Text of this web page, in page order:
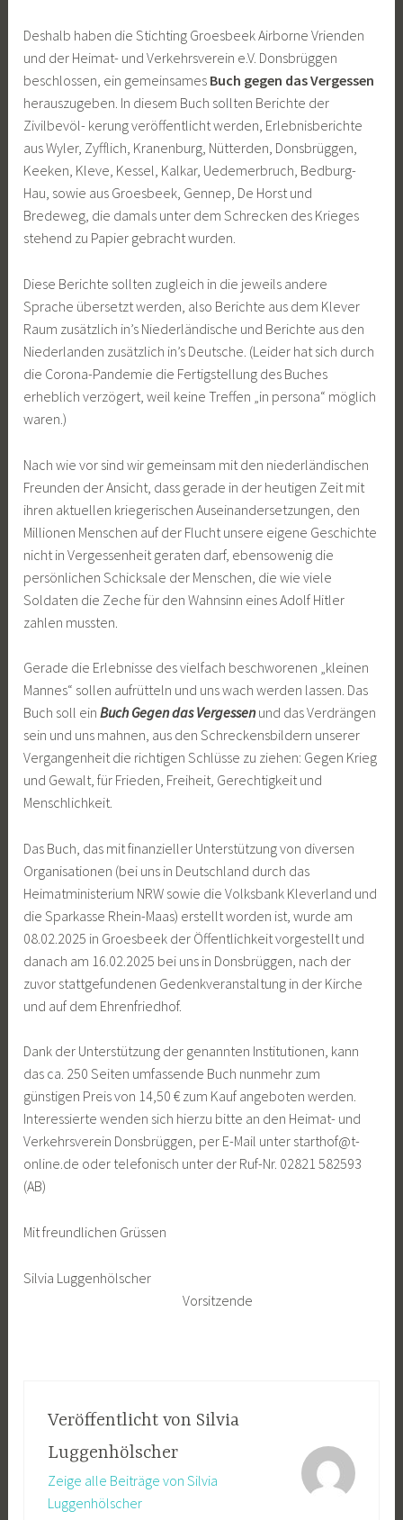
Deshalb haben die Stichting Groesbeek Airborne Vrienden
und der Heimat- und Verkehrsverein e.V. Donsbrüggen
beschlossen, ein gemeinsames Buch gegen das Vergessen
herauszugeben. In diesem Buch sollten Berichte der
Zivilbevöl- kerung veröffentlicht werden, Erlebnisberichte
aus Wyler, Zyfflich, Kranenburg, Nütterden, Donsbrüggen,
Keeken, Kleve, Kessel, Kalkar, Uedemerbruch, Bedburg-
Hau, sowie aus Groesbeek, Gennep, De Horst und
Bredeweg, die damals unter dem Schrecken des Krieges
stehend zu Papier gebracht wurden.
Diese Berichte sollten zugleich in die jeweils andere
Sprache übersetzt werden, also Berichte aus dem Klever
Raum zusätzlich in’s Niederländische und Berichte aus den
Niederlanden zusätzlich in’s Deutsche. (Leider hat sich durch
die Corona-Pandemie die Fertigstellung des Buches
erheblich verzögert, weil keine Treffen „in persona“ möglich
waren.)
Nach wie vor sind wir gemeinsam mit den niederländischen
Freunden der Ansicht, dass gerade in der heutigen Zeit mit
ihren aktuellen kriegerischen Auseinandersetzungen, den
Millionen Menschen auf der Flucht unsere eigene Geschichte
nicht in Vergessenheit geraten darf, ebensowenig die
persönlichen Schicksale der Menschen, die wie viele
Soldaten die Zeche für den Wahnsinn eines Adolf Hitler
zahlen mussten.
Gerade die Erlebnisse des vielfach beschworenen „kleinen
Mannes“ sollen aufrütteln und uns wach werden lassen. Das
Buch soll einBuch Gegen das Vergessenund das Verdrängen
sein und uns mahnen, aus den Schreckensbildern unserer
Vergangenheit die richtigen Schlüsse zu ziehen: Gegen Krieg
und Gewalt, für Frieden, Freiheit, Gerechtigkeit und
Menschlichkeit.
Das Buch, das mit finanzieller Unterstützung von diversen
Organisationen (bei uns in Deutschland durch das
Heimatministerium NRW sowie die Volksbank Kleverland und
die Sparkasse Rhein-Maas) erstellt worden ist, wurde am
08.02.2025 in Groesbeek der Öffentlichkeit vorgestellt und
danach am 16.02.2025 bei uns in Donsbrüggen, nach der
zuvor stattgefundenen Gedenkveranstaltung in der Kirche
und auf dem Ehrenfriedhof.
Dank der Unterstützung der genannten Institutionen, kann
das ca. 250 Seiten umfassende Buch nunmehr zum
günstigen Preis von 14,50 € zum Kauf angeboten werden.
Interessierte wenden sich hierzu bitte an den Heimat- und
Verkehrsverein Donsbrüggen, per E-Mail unter starthof@t-
online.de oder telefonisch unter der Ruf-Nr. 02821 582593
(AB)
Mit freundlichen Grüssen
Silvia Luggenhölscher
Vorsitzende
Veröffentlicht von Silvia
Luggenhölscher
Zeige alle Beiträge von Silvia
Luggenhölscher